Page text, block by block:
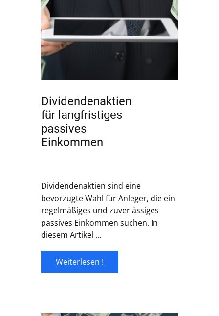
Dividendenaktien
für langfristiges
passives
Einkommen
Dividendenaktien sind eine
bevorzugte Wahl für Anleger, die ein
regelmäßiges und zuverlässiges
passives Einkommen suchen. In
diesem Artikel …
Weiterlesen !